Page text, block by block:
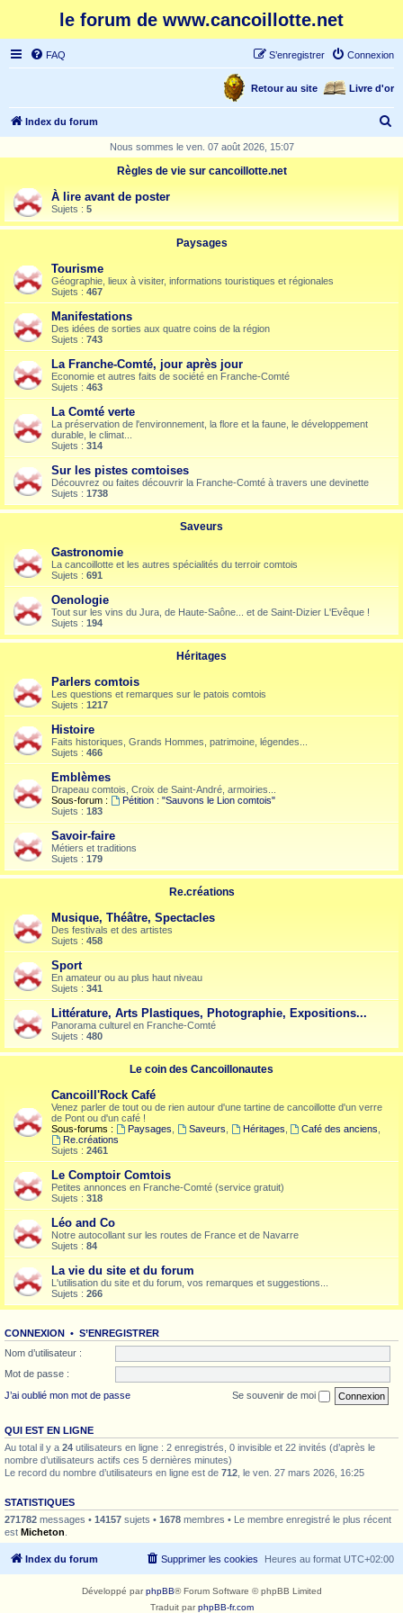
le forum de www.cancoillotte.net
FAQ Connexion
S’enregistrer
Livre d'or
Retour au site
Index du forum
r
Nous sommes le ven. 07 août 2026, 15:07
Règles de vie sur cancoillotte.net
À lire avant de poster
Sujets : 5
Paysages
Tourisme
Géographie, lieux à visiter, informations touristiques et régionales
Sujets : 467
Manifestations
Des idées de sorties aux quatre coins de la région
Sujets : 743
La Franche-Comté, jour après jour
Economie et autres faits de société en Franche-Comté
Sujets : 463
La Comté verte
La préservation de l'environnement, la flore et la faune, le développement
durable, le climat...
Sujets : 314
Sur les pistes comtoises
Découvrez ou faites découvrir la Franche-Comté à travers une devinette
Sujets : 1738
Saveurs
Gastronomie
La cancoillotte et les autres spécialités du terroir comtois
Sujets : 691
Oenologie
Tout sur les vins du Jura, de Haute-Saône... et de Saint-Dizier L'Evêque !
Sujets : 194
Héritages
Parlers comtois
Les questions et remarques sur le patois comtois
Sujets : 1217
Histoire
Faits historiques, Grands Hommes, patrimoine, légendes...
Sujets : 466
Emblèmes
Drapeau comtois, Croix de Saint-André, armoiries...
Sous-forum :
Pétition : "Sauvons le Lion comtois"
Sujets : 183
Savoir-faire
Métiers et traditions
Sujets : 179
Re.créations
Musique, Théâtre, Spectacles
Des festivals et des artistes
Sujets : 458
Sport
En amateur ou au plus haut niveau
Sujets : 341
Littérature, Arts Plastiques, Photographie, Expositions...
Panorama culturel en Franche-Comté
Sujets : 480
Le coin des Cancoillonautes
Cancoill'Rock Café
Venez parler de tout ou de rien autour d'une tartine de cancoillotte d'un verre
de Pont ou d'un café !
Sous-forums :
Paysages Saveurs Héritages Café des anciens
Re.créations
Sujets : 2461
Le Comptoir Comtois
Petites annonces en Franche-Comté (service gratuit)
Sujets : 318
Léo and Co
Notre autocollant sur les routes de France et de Navarre
Sujets : 84
La vie du site et du forum
L'utilisation du site et du forum, vos remarques et suggestions...
Sujets : 266
CONNEXION • S’ENREGISTRER
Nom d’utilisateur :
Mot de passe :
J’ai oublié mon mot de passe
Se souvenir de moi
QUI EST EN LIGNE
Au total il y a 24 utilisateurs en ligne : 2 enregistrés, 0 invisible et 22 invités (d’après le
nombre d’utilisateurs actifs ces 5 dernières minutes)
Le record du nombre d’utilisateurs en ligne est de 712 , le ven. 27 mars 2026, 16:25
STATISTIQUES
271782 messages • 14157 sujets • 1678 membres • Le membre enregistré le plus récent
est Micheton
Index du forum Heures au format UTC+02:00
Supprimer les cookies
Développé parphpBB® Forum Software © phpBB Limited
Traduit parphpBB-fr.com